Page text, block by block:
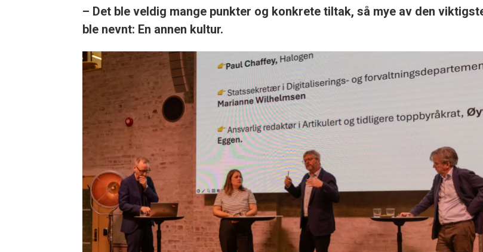
– Det ble veldig mange punkter og konkrete tiltak, så mye av den
ble nevnt: En annen kultur.